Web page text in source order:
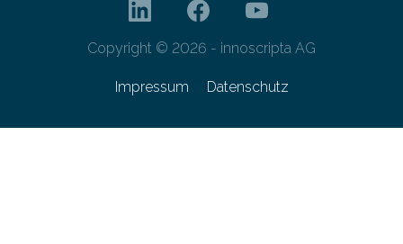
Copyright © 2026 - innoscripta AG
Impressum Datenschutz